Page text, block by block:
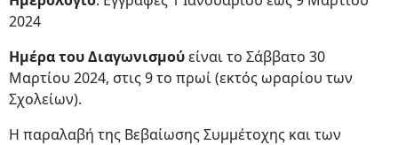
2024
Ημέρα του Διαγωνισμούείναι το Σάββατο 30
Μαρτίου 2024, στις 9 το πρωί (εκτός ωραρίου των
Σχολείων).
Η παραλαβή της Βεβαίωσης Συμμέτοχης και των